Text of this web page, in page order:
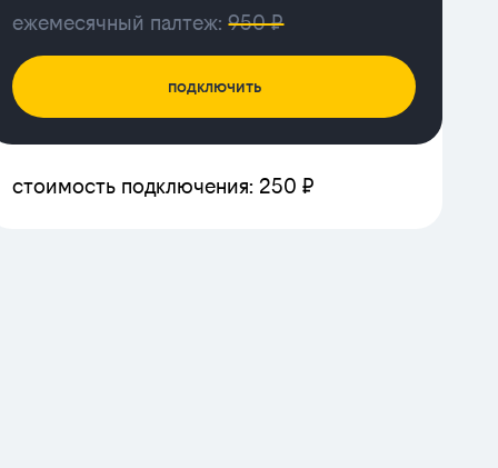
ежемесячный палтеж:950 ₽
подключить
стоимость подключения: 250 ₽